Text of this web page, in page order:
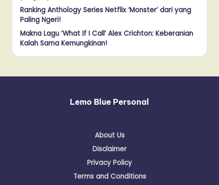
Ranking Anthology Series Netflix ‘Monster’ dari yang
Paling Ngeri!
Makna Lagu ‘What If I Call’ Alex Crichton: Keberanian
Kalah Sama Kemungkinan!
Lemo Blue Personal
About Us
Disclaimer
Privacy Policy
Terms and Conditions